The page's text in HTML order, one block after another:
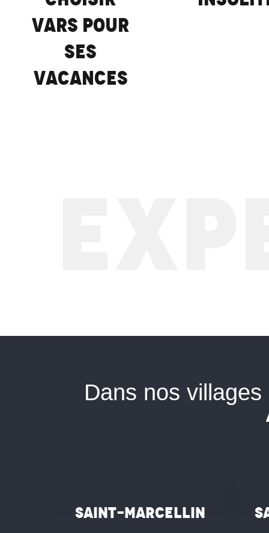
Vars pour
ses
vacances
Dans nos villages
Saint-Marcellin